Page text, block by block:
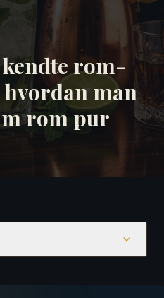
rom-
man
rom pur